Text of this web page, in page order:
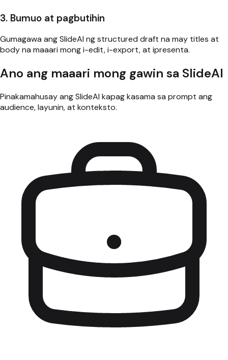
3. Bumuo at pagbutihin
Gumagawa ang SlideAI ng structured draft na may titles at
body na maaari mong i-edit, i-export, at ipresenta.
Ano ang maaari mong gawin sa SlideAI
Pinakamahusay ang SlideAI kapag kasama sa prompt ang
audience, layunin, at konteksto.